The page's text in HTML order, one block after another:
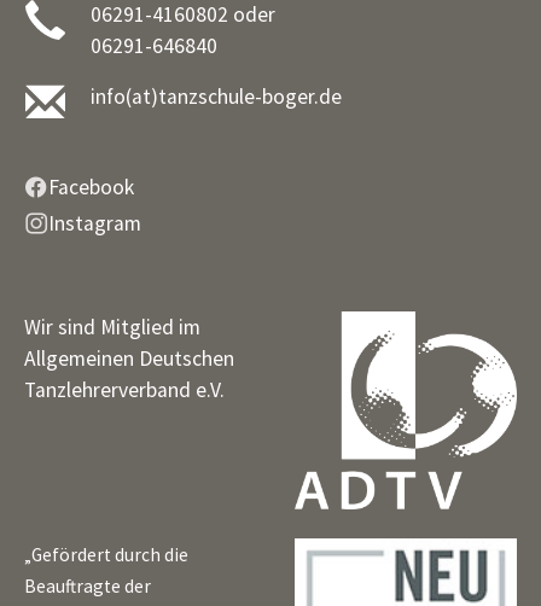
06291-4160802 oder
06291-646840
info(at)tanzschule-boger.de
Facebook
Instagram
Wir sind Mitglied im
Allgemeinen Deutschen
Tanzlehrerverband e.V.
„Gefördert durch die
Beauftragte der